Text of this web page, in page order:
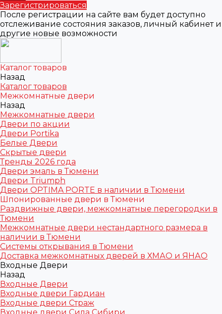
Зарегистрироваться
После регистрации на сайте вам будет доступно
отслеживание состояния заказов, личный кабинет и
другие новые возможности
Каталог товаров
Назад
Каталог товаров
Межкомнатные двери
Назад
Межкомнатные двери
Двери по акции
Двери Portika
Белые Двери
Скрытые двери
Тренды 2026 года
Двери эмаль в Тюмени
Двери Triumph
Двери OPTIMA PORTE в наличии в Тюмени
Шпонированные двери в Тюмени
Раздвижные двери, межкомнатные перегородки в
Тюмени
Межкомнатные двери нестандартного размера в
наличии в Тюмени
Системы открывания в Тюмени
Доставка межкомнатных дверей в ХМАО и ЯНАО
Входные Двери
Назад
Входные Двери
Входные двери Гардиан
Входные двери Страж